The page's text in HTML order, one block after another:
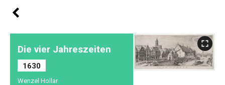
Die vier Jahreszeiten
1630
Wenzel Hollar